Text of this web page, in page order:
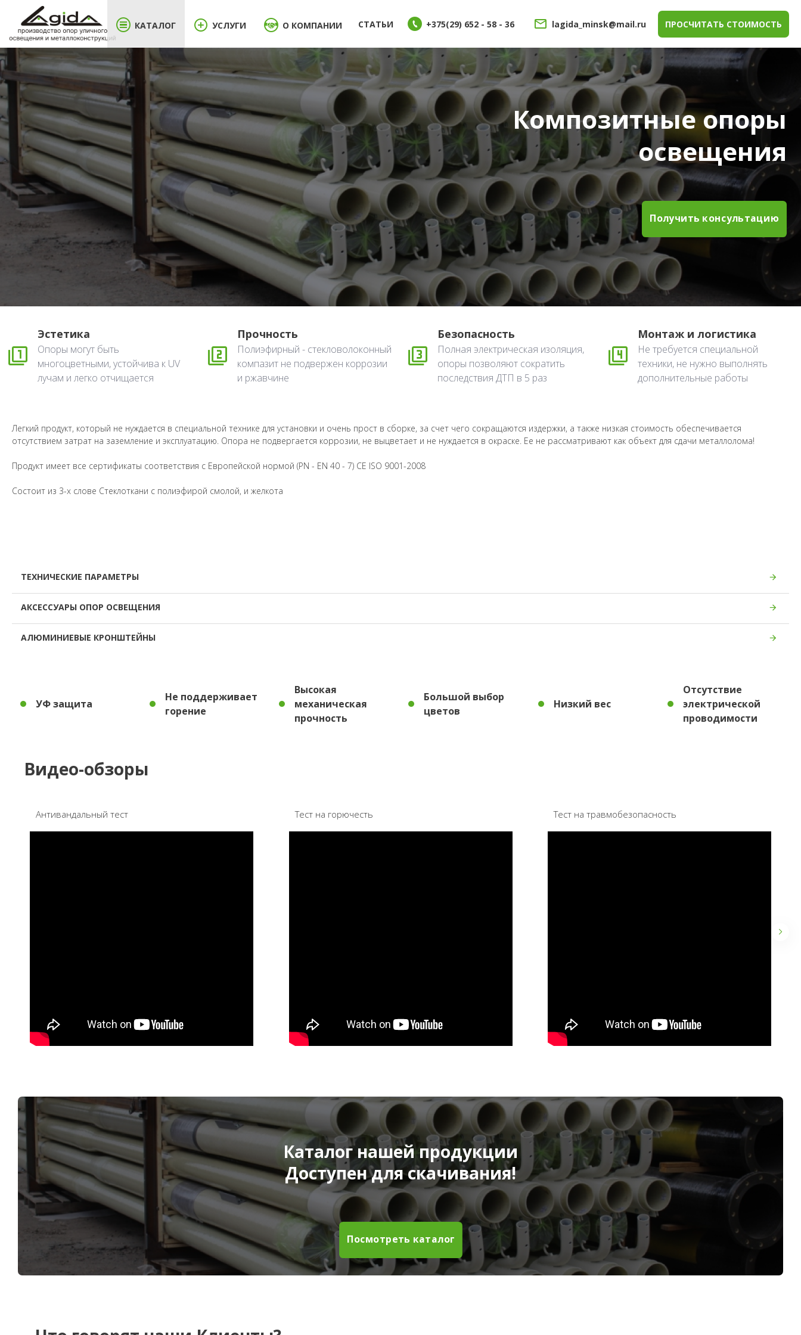
КАТАЛОГ УСЛУГИ О КОМПАНИИ СТАТЬИ +375(29) 652 - 58 - 36 lagida_minsk@mail.ru ПРОСЧИТАТЬ СТОИМОСТЬ
Композитные опоры
освещения
Получить консультацию
Эстетика
Опоры могут быть
многоцветными, устойчива к UV
лучам и легко отчищается
Прочность
Полиэфирный - стекловолоконный
компазит не подвержен коррозии
и ржавчине
Безопасность
Полная электрическая изоляция,
опоры позволяют сократить
последствия ДТП в 5 раз
Монтаж и логистика
Не требуется специальной
техники, не нужно выполнять
дополнительные работы
Легкий продукт, который не нуждается в специальной технике для установки и очень прост в сборке, за счет чего сокращаются издержки, а также низкая стоимость обеспечивается
отсутствием затрат на заземление и эксплуатацию. Опора не подвергается коррозии, не выцветает и не нуждается в окраске. Ее не рассматривают как объект для сдачи металлолома!
Продукт имеет все сертификаты соответствия с Европейской нормой (PN - EN 40 - 7) СЕ ISO 9001-2008
Состоит из 3-х слове Стеклоткани с полиэфирой смолой, и желкота
ТЕХНИЧЕСКИЕ ПАРАМЕТРЫ
АКСЕССУАРЫ ОПОР ОСВЕЩЕНИЯ
АЛЮМИНИЕВЫЕ КРОНШТЕЙНЫ
УФ защита
Не поддерживает
горение
Высокая
механическая
прочность
Большой выбор
цветов
Низкий вес
Отсутствие
электрической
проводимости
Видео-обзоры
Антивандальный тест Тест на горючесть Тест на травмобезопасность
Каталог нашей продукции
Доступен для скачивания!
Посмотреть каталог